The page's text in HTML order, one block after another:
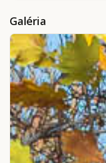
Galéria